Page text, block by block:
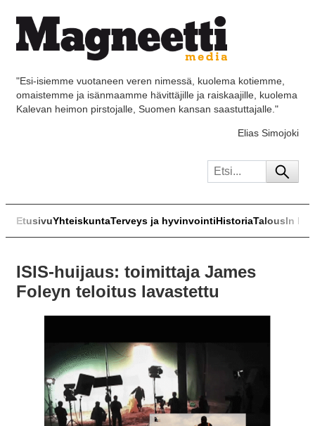
"Esi-isiemme vuotaneen veren nimessä, kuolema kotiemme,
omaistemme ja isänmaamme hävittäjille ja raiskaajille, kuolema
Kalevan heimon pirstojalle, Suomen kansan saastuttajalle."
Elias Simojoki
EtusivuYhteiskuntaTerveys ja hyvinvointiHistoriaTalousIn
ISIS-huijaus: toimittaja James
Foleyn teloitus lavastettu